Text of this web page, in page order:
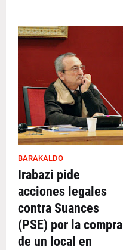
BARAKALDO
Irabazi pide
acciones legales
contra Suances
(PSE) por la compra
de un local en